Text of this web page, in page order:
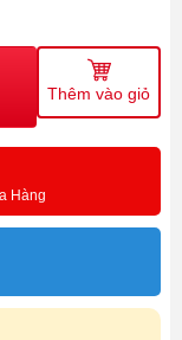
Thêm vào giỏ
Hàng